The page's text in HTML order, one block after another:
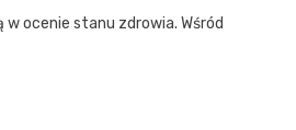
ocenie stanu zdrowia. Wśród